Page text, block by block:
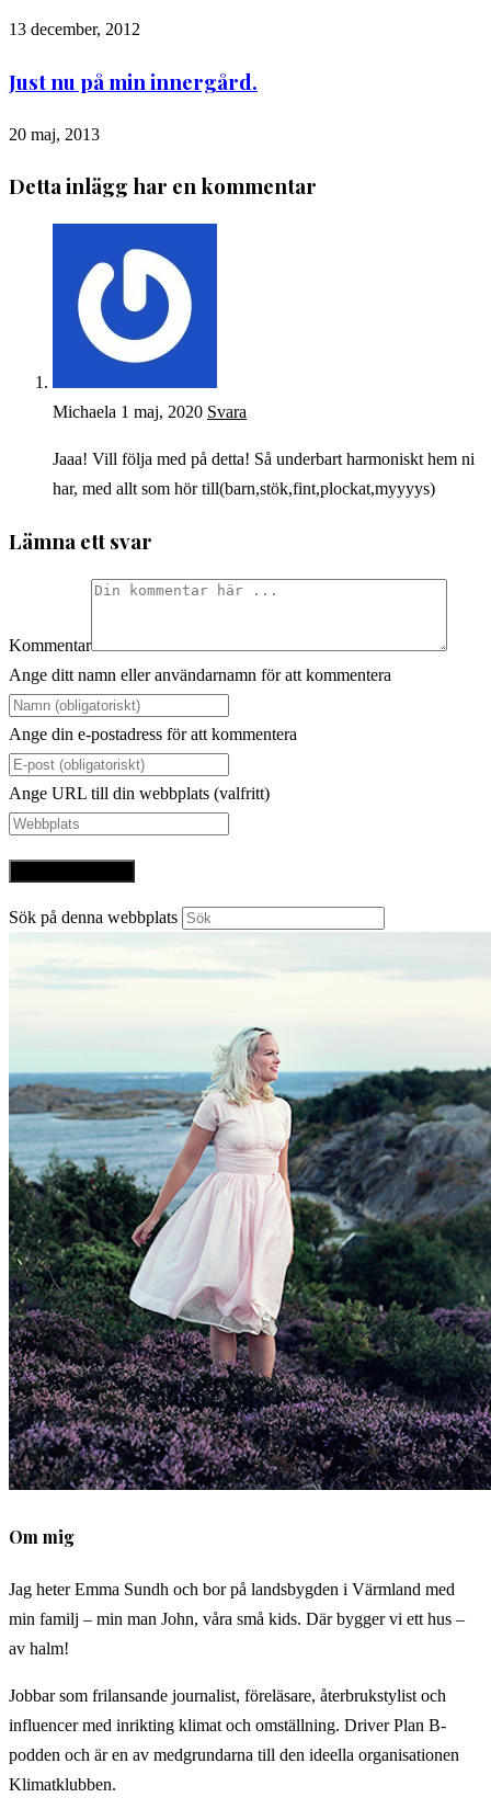
13 december, 2012
Just nu på min innergård.
20 maj, 2013
Detta inlägg har en kommentar
Michaela 1 maj, 2020 Svara
Jaaa! Vill följa med på detta! Så underbart harmoniskt hem ni
har, med allt som hör till(barn,stök,fint,plockat,myyyys)
Lämna ett svar
Kommentar
Ange ditt namn eller användarnamn för att kommentera
Ange din e-postadress för att kommentera
Ange URL till din webbplats (valfritt)
Sök på denna webbplats
Om mig
Jag heter Emma Sundh och bor på landsbygden i Värmland med
min familj – min man John, våra små kids. Där bygger vi ett hus –
av halm!
Jobbar som frilansande journalist, föreläsare, återbrukstylist och
influencer med inrikting klimat och omställning. Driver Plan B-
podden och är en av medgrundarna till den ideella organisationen
Klimatklubben.